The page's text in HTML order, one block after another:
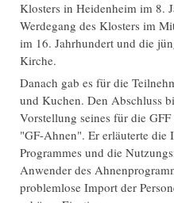
Klosters in Heidenheim im 8.
Werdegang des Klosters im
im 16. Jahrhundert und die
Kirche.
Danach gab es für die
und Kuchen. Den Abschluss
Vorstellung seines für die
"GF-Ahnen". Er erläuterte die
Programmes und die
Anwender des
problemlose Import der